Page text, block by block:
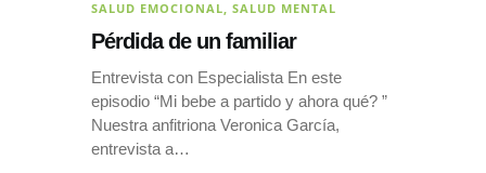
SALUD EMOCIONAL SALUD MENTAL
Pérdida de un familiar
Entrevista con Especialista En este
episodio “Mi bebe a partido y ahora qué? ”
Nuestra anfitriona Veronica García,
entrevista a…